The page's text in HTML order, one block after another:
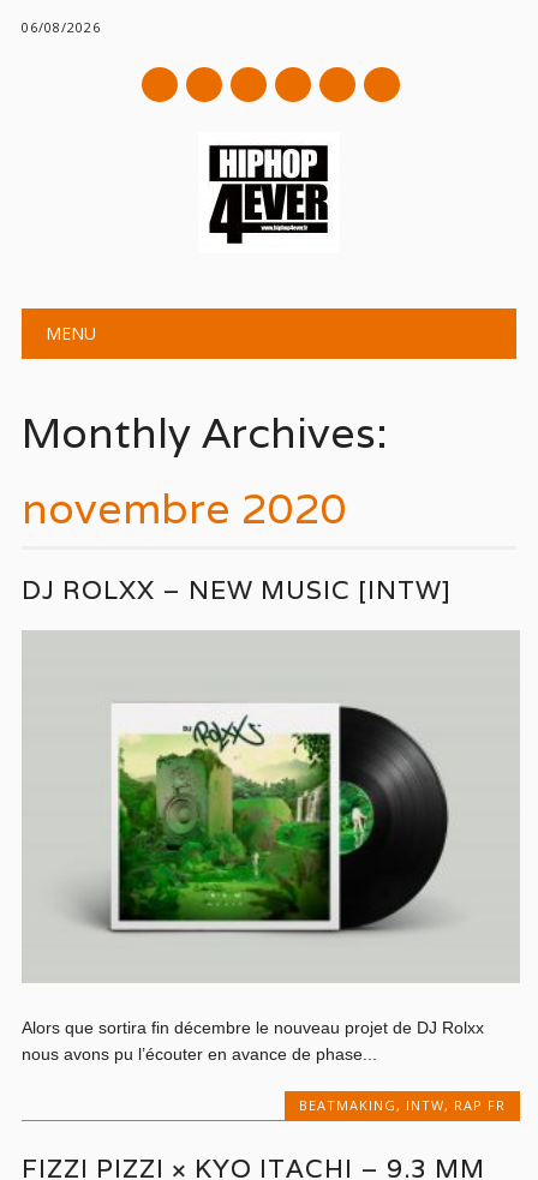
06/08/2026
mail
Main menu
MENU
Monthly Archives:
novembre 2020
DJ ROLXX – NEW MUSIC [INTW]
Alors que sortira fin décembre le nouveau projet de DJ Rolxx
nous avons pu l’écouter en avance de phase...
BEATMAKING, INTW, RAP FR
FIZZI PIZZI × KYO ITACHI – 9.3 MM